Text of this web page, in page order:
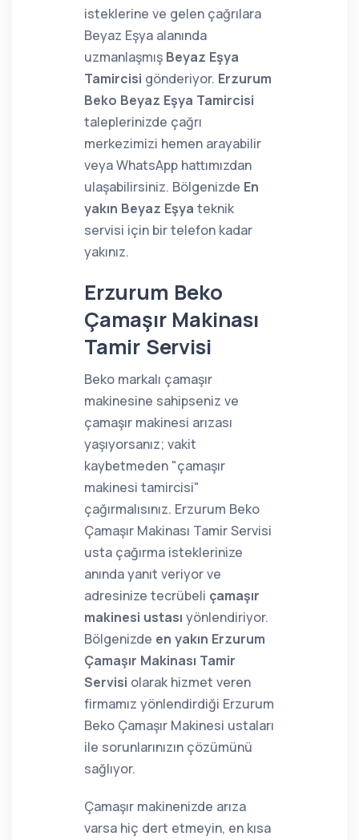
isteklerine ve gelen çağrılara
Beyaz Eşya alanında
uzmanlaşmış Beyaz Eşya
Tamircisi gönderiyor. Erzurum
Beko Beyaz Eşya Tamircisi
taleplerinizde çağrı
merkezimizi hemen arayabilir
veya WhatsApp hattımızdan
ulaşabilirsiniz. Bölgenizde En
yakın Beyaz Eşya teknik
servisi için bir telefon kadar
yakınız.
Erzurum Beko
Çamaşır Makinası
Tamir Servisi
Beko markalı çamaşır
makinesine sahipseniz ve
çamaşır makinesi arızası
yaşıyorsanız; vakit
kaybetmeden "çamaşır
makinesi tamircisi"
çağırmalısınız. Erzurum Beko
Çamaşır Makinası Tamir Servisi
usta çağırma isteklerinize
anında yanıt veriyor ve
adresinize tecrübeli çamaşır
makinesi ustası yönlendiriyor.
Bölgenizde en yakın Erzurum
Çamaşır Makinası Tamir
Servisi olarak hizmet veren
firmamız yönlendirdiği Erzurum
Beko Çamaşır Makinesi ustaları
ile sorunlarınızın çözümünü
sağlıyor.
Çamaşır makinenizde arıza
varsa hiç dert etmeyin, en kısa